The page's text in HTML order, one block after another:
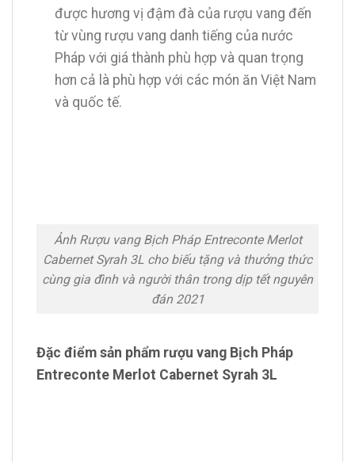
được hương vị đậm đà của rượu vang đến
từ vùng rượu vang danh tiếng của nước
Pháp với giá thành phù hợp và quan trọng
hơn cả là phù hợp với các món ăn Việt Nam
và quốc tế.
Ảnh Rượu vang Bịch Pháp Entreconte Merlot
Cabernet Syrah 3L cho biếu tặng và thưởng thức
cùng gia đình và người thân trong dịp tết nguyên
đán 2021
Đặc điểm sản phẩm rượu vang Bịch Pháp
Entreconte Merlot Cabernet Syrah 3L